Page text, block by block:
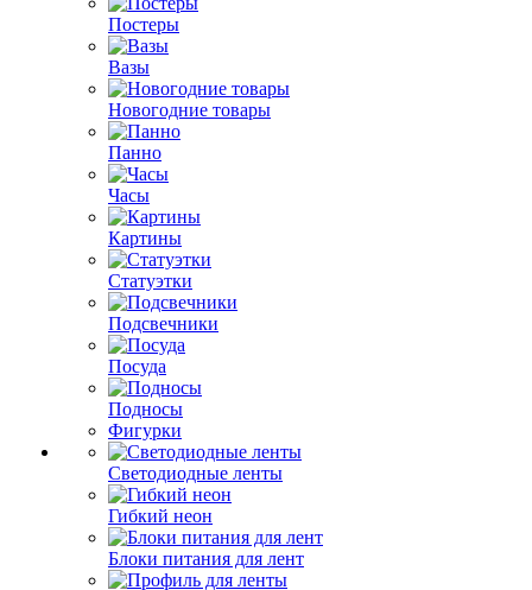
Постеры
Вазы
Новогодние товары
Панно
Часы
Картины
Статуэтки
Подсвечники
Посуда
Подносы
Фигурки
Светодиодные ленты
Гибкий неон
Блоки питания для лент